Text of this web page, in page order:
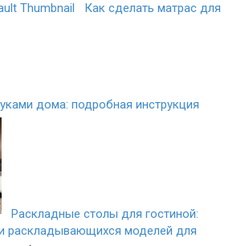
Как сделать матрас для
дома: подробная инструкция
Раскладные столы для гостиной:
раскладывающихся моделей для